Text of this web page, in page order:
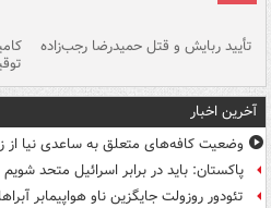
تأیید ربایش و قتل حمیدرضا رجب‌زاده
آخرین اخبار
وضعیت کافه‌های متعلق به ساعدی نیا از
پاکستان: باید در برابر اسرائیل متحد شویم
تئودور روزولت جایگزین ناو هواپیمابر